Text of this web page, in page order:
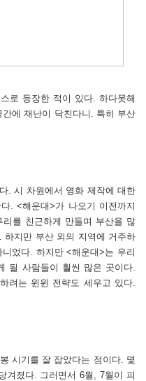
로 등장한 적이 있다. 하다못해
에 재난이 닥친다니. 특히 부산
. 시 차원에서 영화 제작에 대한
. <해운대>가 나오기 이전까지
를 친근하게 만들며 부산을 많
하지만 부산 외의 지역에 거주하
었다. 하지만 <해운대>는 우리
될 사람들이 훨씬 많은 곳이다.
려는 윈윈 전략도 세우고 있다.
시기를 잘 잡았다는 점이다. 몇
겨졌다. 그러면서 6월, 7월이 피